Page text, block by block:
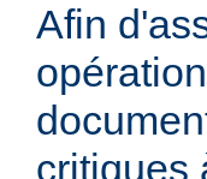
Afin
critiques